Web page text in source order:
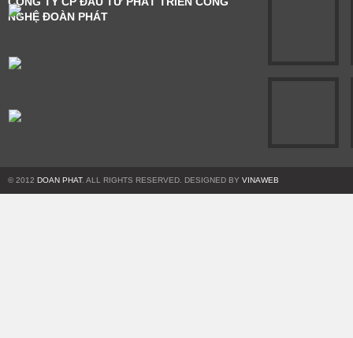
NGHỆ ĐOÀN PHÁT
© 2012 DOAN PHAT. ALL RIGHTS RESERVED. DESIGNED BY VINAWEB